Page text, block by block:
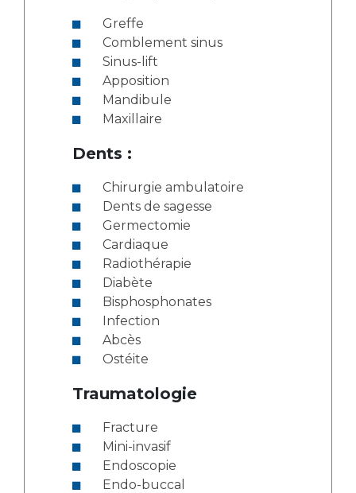
Greffe
Comblement sinus
Sinus-lift
Apposition
Mandibule
Maxillaire
Dents :
Chirurgie ambulatoire
Dents de sagesse
Germectomie
Cardiaque
Radiothérapie
Diabète
Bisphosphonates
Infection
Abcès
Ostéite
Traumatologie
Fracture
Mini-invasif
Endoscopie
Endo-buccal